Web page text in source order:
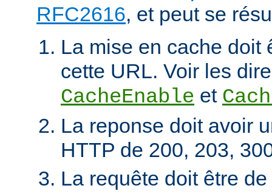
RFC2616, et peut se
La mise en cache doit
cette URL. Voir les
CacheEnable et
La reponse doit avoir
HTTP de 200, 203,
La requête doit être